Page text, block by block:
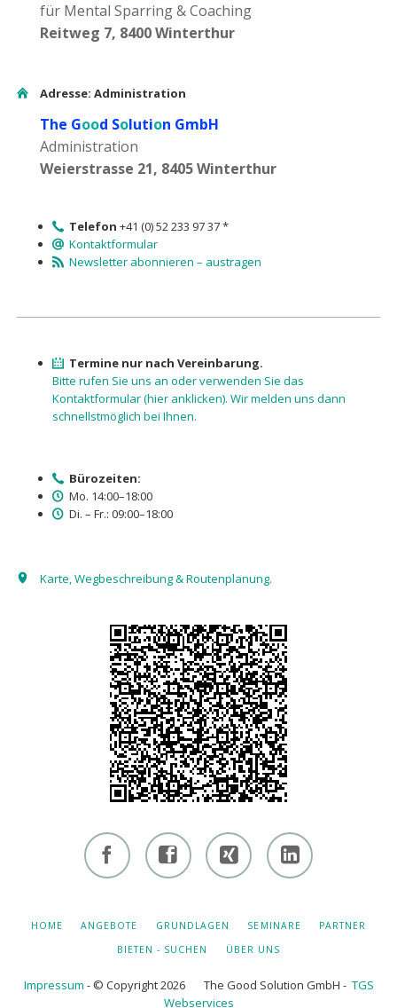
für Mental Sparring & Coaching
Reitweg 7, 8400 Winterthur
Adresse: Administration
The Good Solution GmbH
Administration
Weierstrasse 21, 8405 Winterthur
Telefon +41 (0) 52 233 97 37 *
Kontaktformular
Newsletter abonnieren – austragen
Termine nur nach Vereinbarung.
Bitte rufen Sie uns an oder verwenden Sie das
Kontaktformular (hier anklicken). Wir melden uns dann
schnellstmöglich bei Ihnen.
Bürozeiten:
Mo. 14:00–18:00
Di. – Fr.: 09:00–18:00
Karte, Wegbeschreibung & Routenplanung.
zentrum
zentrum
Hiltebrand Hiltebrand
NAVIGATION
HOME ANGEBOTE GRUNDLAGEN SEMINARE
PARTNER
BIETEN - SUCHEN
ÜBER UNS
Impressum - © Copyright 2026 The Good Solution GmbH - TGS
Webservices